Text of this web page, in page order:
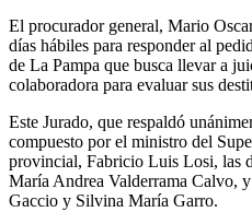
El procurador general, Mario
días hábiles para responder al
de La Pampa que busca llevar a
colaboradora para evaluar sus
Este Jurado, que respaldó
compuesto por el ministro del
provincial, Fabricio Luis Losi, las
María Andrea Valderrama Calvo,
Gaccio y Silvina María Garro.